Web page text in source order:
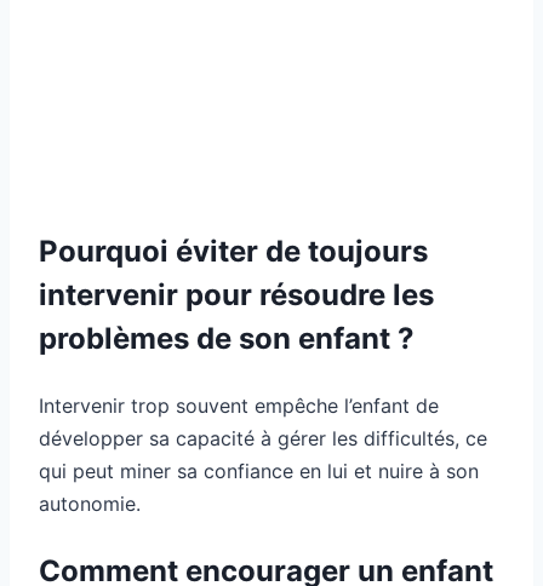
Pourquoi éviter de toujours
intervenir pour résoudre les
problèmes de son enfant ?
Intervenir trop souvent empêche l’enfant de
développer sa capacité à gérer les difficultés, ce
qui peut miner sa confiance en lui et nuire à son
autonomie.
Comment encourager un enfant